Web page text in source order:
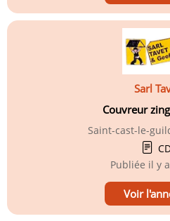
Sarl
Couvreur
Saint-cast-le-
Publiée il y
Voir